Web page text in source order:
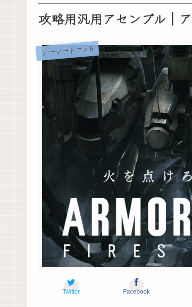
攻略用汎用アセンブル｜
アーマードコア6
Twitter Facebook